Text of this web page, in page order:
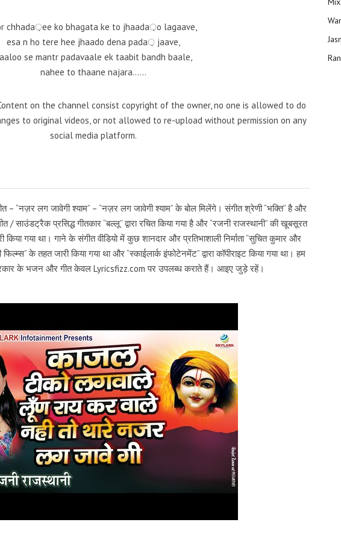
chhada़ee ko bhagata ke to jhaada़o lagaave,
esa n ho tere hee jhaado dena pada़ jaave,
se mantr padavaale ek taabit bandh baale,
nahee to thaane najara……
on the channel consist copyright of the owner, no one is allowed to do
to original videos, or not allowed to re-upload without permission on any
social media platform.
– “नज़र लग जावेगी श्याम” – “नज़र लग जावेगी श्याम” के बोल मिलेंगे। संगीत श्रेणी “भक्ति” है और
गीत / साउंडट्रैक प्रसिद्ध गीतकार “बल्लू” द्वारा रचित किया गया है और “रजनी राजस्थानी” की खूबसूरत
गया था। गाने के संगीत वीडियो में कुछ शानदार और प्रतिभाशाली निर्माता “सुचित कुमार और
के तहत जारी किया गया था और “स्काईलार्क इंफोटेनमेंट” द्वारा कॉपीराइट किया गया था। हम
के भजन और गीत केवल Lyricsfizz.com पर उपलब्ध कराते हैं। आइए जुड़े रहें।